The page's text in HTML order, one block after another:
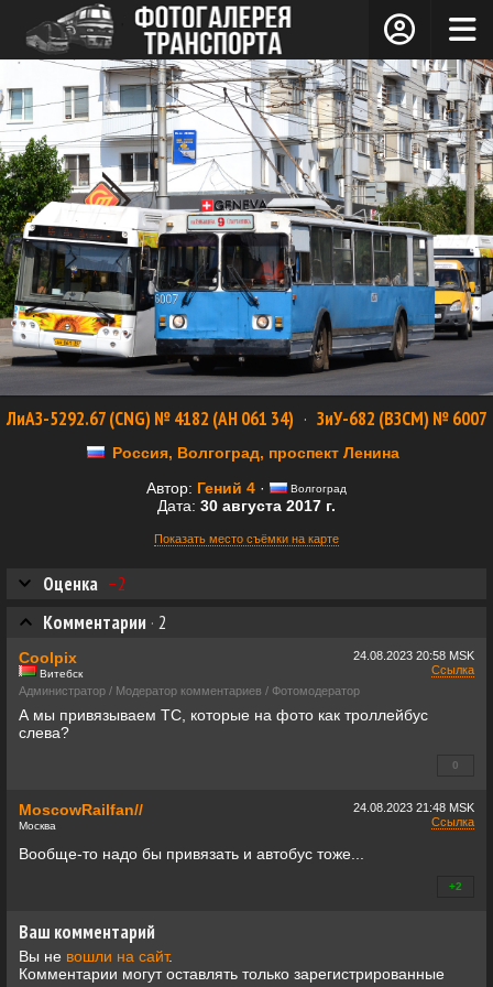
ЛиАЗ-5292.67 (CNG) № 4182 (AH 061 34) · ЗиУ-682 (ВЗСМ) № 6007
Россия, Волгоград, проспект Ленина
Автор: Гений 4 · Волгоград
Дата: 30 августа 2017 г.
Показать место съёмки на карте
Оценка –2
Комментарии · 2
24.08.2023 20:58 MSK
Ссылка
Coolpix
Витебск
Администратор / Модератор комментариев / Фотомодератор
А мы привязываем ТС, которые на фото как троллейбус
слева?
0
24.08.2023 21:48 MSK
Ссылка
MoscowRailfan//
Москва
Вообще-то надо бы привязать и автобус тоже...
+2
Ваш комментарий
Вы не вошли на сайт.
Комментарии могут оставлять только зарегистрированные